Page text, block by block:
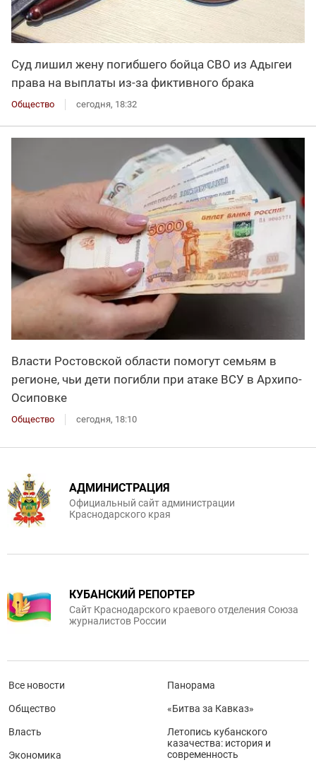
Суд лишил жену погибшего бойца СВО из Адыгеи
права на выплаты из-за фиктивного брака
Общество сегодня, 18:32
Власти Ростовской области помогут семьям в
регионе, чьи дети погибли при атаке ВСУ в Архипо-
Осиповке
Общество сегодня, 18:10
АДМИНИСТРАЦИЯ
Официальный сайт администрации
Краснодарского края
КУБАНСКИЙ РЕПОРТЕР
Сайт Краснодарского краевого отделения Союза
журналистов России
Все новости
Общество
Власть
Экономика
Панорама
«Битва за Кавказ»
Летопись кубанского
казачества: история и
современность